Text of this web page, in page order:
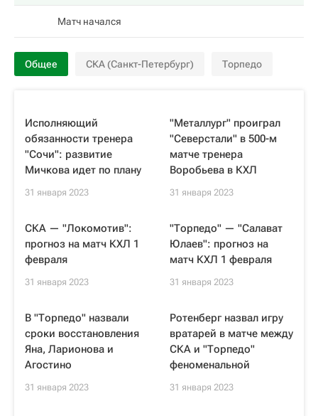
Матч начался
Общее СКА (Санкт-Петербург) Торпедо
Исполняющий
обязанности тренера
"Сочи": развитие
Мичкова идет по плану
31 января 2023
"Металлург" проиграл
"Северстали" в 500-м
матче тренера
Воробьева в КХЛ
31 января 2023
СКА — "Локомотив":
прогноз на матч КХЛ 1
февраля
31 января 2023
"Торпедо" — "Салават
Юлаев": прогноз на
матч КХЛ 1 февраля
31 января 2023
В "Торпедо" назвали
сроки восстановления
Яна, Ларионова и
Агостино
31 января 2023
Ротенберг назвал игру
вратарей в матче между
СКА и "Торпедо"
феноменальной
31 января 2023